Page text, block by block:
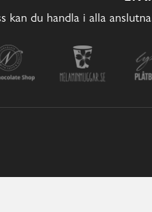
kan du handla i alla